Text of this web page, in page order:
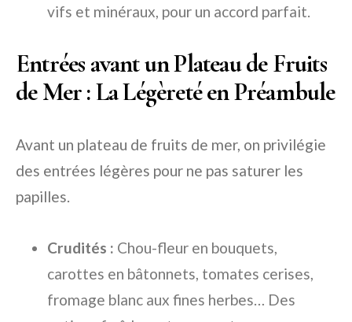
vifs et minéraux, pour un accord parfait.
Entrées avant un Plateau de Fruits
de Mer : La Légèreté en Préambule
Avant un plateau de fruits de mer, on privilégie
des entrées légères pour ne pas saturer les
papilles.
Crudités : Chou-fleur en bouquets,
carottes en bâtonnets, tomates cerises,
fromage blanc aux fines herbes… Des